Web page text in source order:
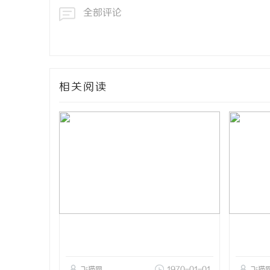
全部评论
相关阅读